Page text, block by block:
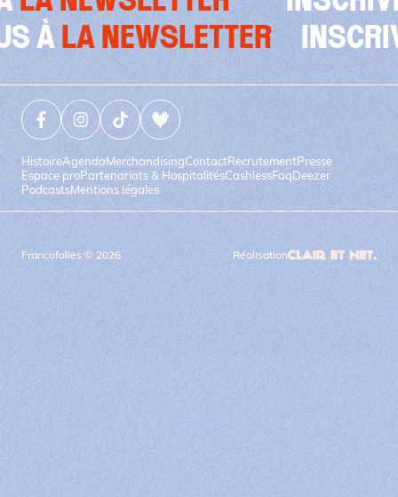
INSCRIVEZ-VOUS ÀLA
HistoireAgendaMerchandisingContactRecrutementPresse
Espace proPartenariats & HospitalitésCashlessFaqDeezer
PodcastsMentions légales
Facebook (nouvelle fenêtre)
Instagram (nouvelle fenêtre)
Tiktok (nouvelle fenêtre)
Deezer (nouvelle fenêtre)
Francofolies © 2026 Réalisation